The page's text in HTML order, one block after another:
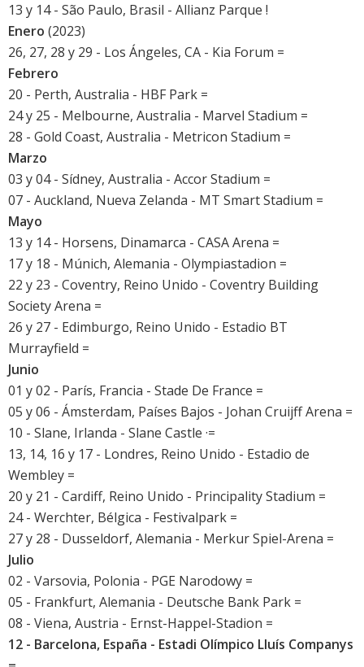
13 y 14 - São Paulo, Brasil - Allianz Parque !
Enero (2023)
26, 27, 28 y 29 - Los Ángeles, CA - Kia Forum =
Febrero
20 - Perth, Australia - HBF Park =
24 y 25 - Melbourne, Australia - Marvel Stadium =
28 - Gold Coast, Australia - Metricon Stadium =
Marzo
03 y 04 - Sídney, Australia - Accor Stadium =
07 - Auckland, Nueva Zelanda - MT Smart Stadium =
Mayo
13 y 14 - Horsens, Dinamarca - CASA Arena =
17 y 18 - Múnich, Alemania - Olympiastadion =
22 y 23 - Coventry, Reino Unido - Coventry Building
Society Arena =
26 y 27 - Edimburgo, Reino Unido - Estadio BT
Murrayfield =
Junio
01 y 02 - París, Francia - Stade De France =
05 y 06 - Ámsterdam, Países Bajos - Johan Cruijff Arena =
10 - Slane, Irlanda - Slane Castle ·=
13, 14, 16 y 17 - Londres, Reino Unido - Estadio de
Wembley =
20 y 21 - Cardiff, Reino Unido - Principality Stadium =
24 - Werchter, Bélgica - Festivalpark =
27 y 28 - Dusseldorf, Alemania - Merkur Spiel-Arena =
Julio
02 - Varsovia, Polonia - PGE Narodowy =
05 - Frankfurt, Alemania - Deutsche Bank Park =
08 - Viena, Austria - Ernst-Happel-Stadion =
12 - Barcelona, España - Estadi Olímpico Lluís Companys